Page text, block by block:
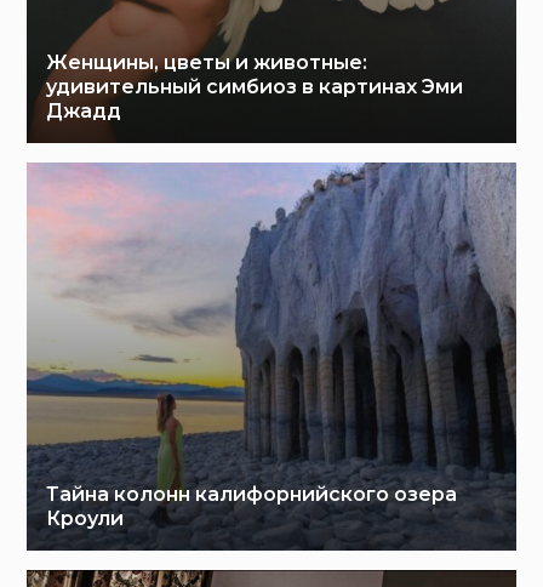
Женщины, цветы и животные:
удивительный симбиоз в картинах Эми
Джадд
Тайна колонн калифорнийского озера
Кроули